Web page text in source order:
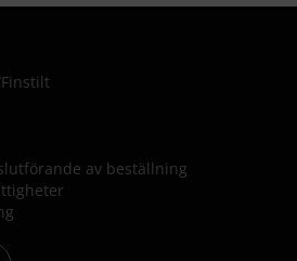
Finstilt
av beställning